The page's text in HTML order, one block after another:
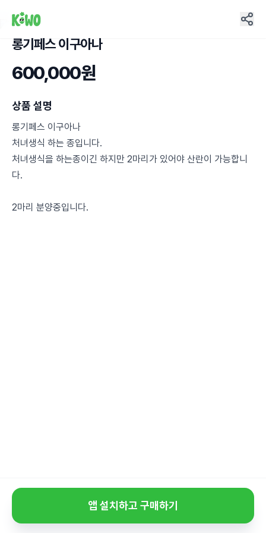
롱기페스 이구아나
600,000원
상품 설명
롱기페스 이구아나
처녀생식 하는 종입니다.
처녀생식을 하는종이긴 하지만 2마리가 있어야 산란이 가능합니
다.
2마리 분양중입니다.
앱 설치하고 구매하기